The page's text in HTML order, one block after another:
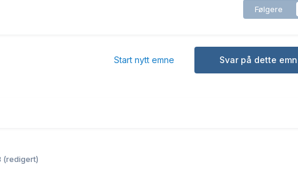
Følgere
Svar på dette
Start nytt emne
(redigert)